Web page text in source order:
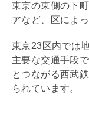
東京の東側の下
アなど、区によ
東京23区内では
主要な交通手段
とつながる西武
られています。